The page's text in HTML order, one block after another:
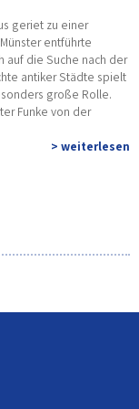
geriet zu einer
entführte
auf die Suche nach der
antiker Städte spielt
große Rolle.
Funke von der
> weiterlesen